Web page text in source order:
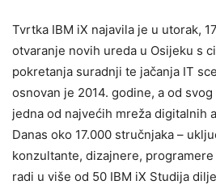
Tvrtka IBM iX najavila je u utorak,
otvaranje novih ureda u Osijeku s
pokretanja suradnji te jačanja IT
osnovan je 2014. godine, a od
jedna od najvećih mreža digitalnih
Danas oko 17.000 stručnjaka –
konzultante, dizajnere,
radi u više od 50 IBM iX Studija